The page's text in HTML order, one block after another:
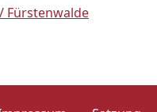
Fürstenwalde